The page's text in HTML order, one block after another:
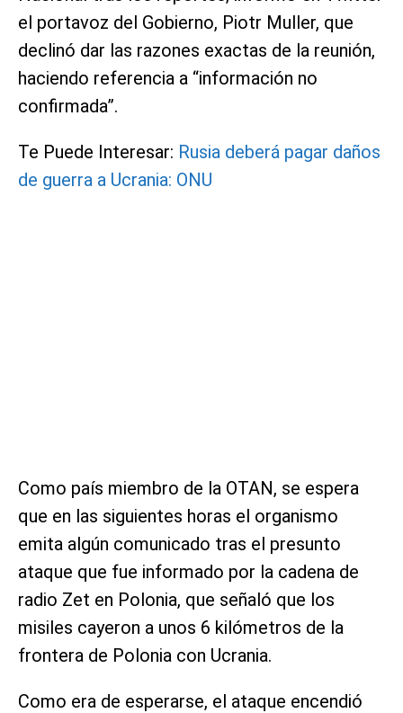
el portavoz del Gobierno, Piotr Muller, que
declinó dar las razones exactas de la reunión,
haciendo referencia a “información no
confirmada”.
Te Puede Interesar: Rusia deberá pagar daños
de guerra a Ucrania: ONU
Como país miembro de la OTAN, se espera
que en las siguientes horas el organismo
emita algún comunicado tras el presunto
ataque que fue informado por la cadena de
radio Zet en Polonia, que señaló que los
misiles cayeron a unos 6 kilómetros de la
frontera de Polonia con Ucrania.
Como era de esperarse, el ataque encendió